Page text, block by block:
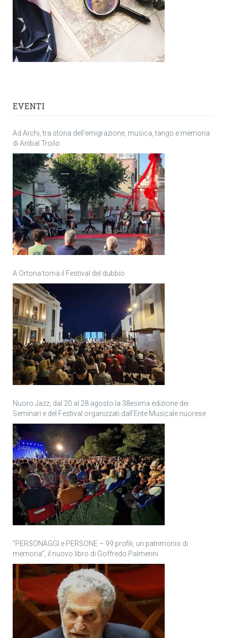
EVENTI
Ad Archi, tra storia dell’emigrazione, musica, tango e memoria
di Anìbal Troilo
A Ortona torna il Festival del dubbio
Nuoro Jazz, dal 20 al 28 agosto la 38esima edizione dei
Seminari e del Festival organizzati dall’Ente Musicale nuorese
“PERSONAGGI e PERSONE – 99 profili, un patrimonio di
memoria”, il nuovo libro di Goffredo Palmerini